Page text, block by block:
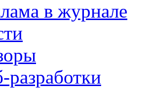
в журнале
разработки